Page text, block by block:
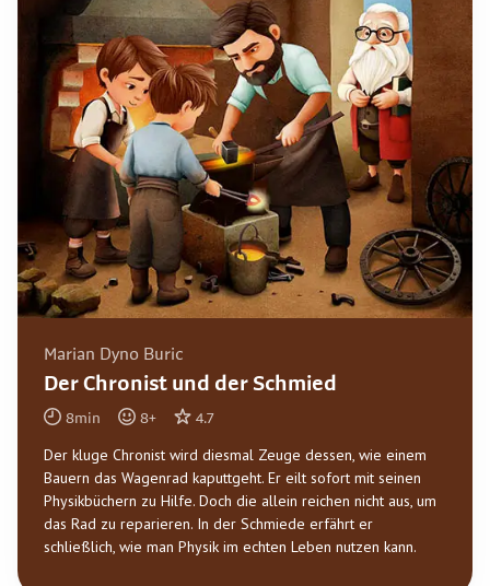
Marian Dyno Buric
Der Chronist und der Schmied
8min 8+ 4.7
Der kluge Chronist wird diesmal Zeuge dessen, wie einem
Bauern das Wagenrad kaputtgeht. Er eilt sofort mit seinen
Physikbüchern zu Hilfe. Doch die allein reichen nicht aus, um
das Rad zu reparieren. In der Schmiede erfährt er
schließlich, wie man Physik im echten Leben nutzen kann.